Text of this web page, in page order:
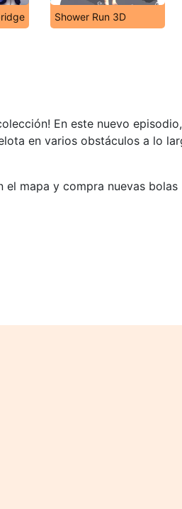
Shower Run 3D
En este nuevo episodio,
en varios obstáculos a lo
el mapa y compra nuevas bolas